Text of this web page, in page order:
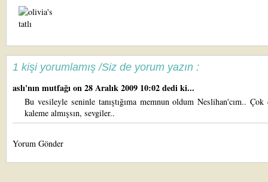
1 kişi yorumlamış /Siz de yorum yazın :
aslı'nın mutfağıon 28 Aralık 2009 10:02 dedi ki...
Bu vesileyle seninle tanıştığıma memnun oldum Neslihan'cım.. Çok
kaleme almışsın, sevgiler..
Yorum Gönder